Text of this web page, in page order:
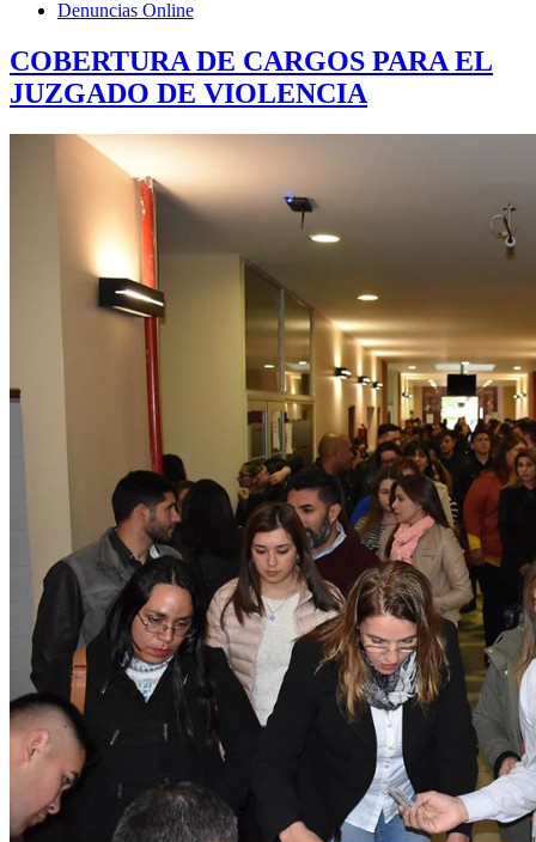
Denuncias Online
COBERTURA DE CARGOS PARA EL
JUZGADO DE VIOLENCIA